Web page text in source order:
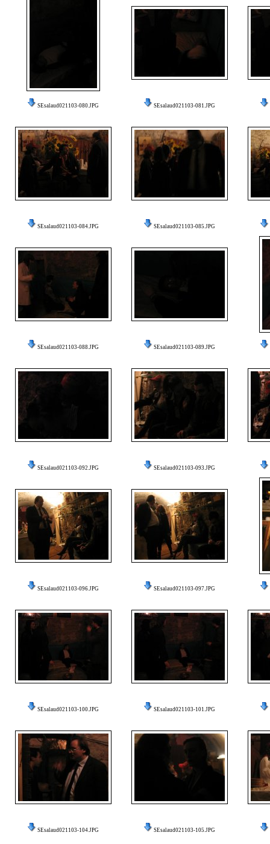
SEsalaud021103-080.JPG SEsalaud021103-081.JPG
SEsalaud021103-084.JPG SEsalaud021103-085.JPG
SEsalaud021103-088.JPG SEsalaud021103-089.JPG
SEsalaud021103-092.JPG SEsalaud021103-093.JPG
SEsalaud021103-096.JPG SEsalaud021103-097.JPG
SEsalaud021103-100.JPG SEsalaud021103-101.JPG
SEsalaud021103-104.JPG SEsalaud021103-105.JPG